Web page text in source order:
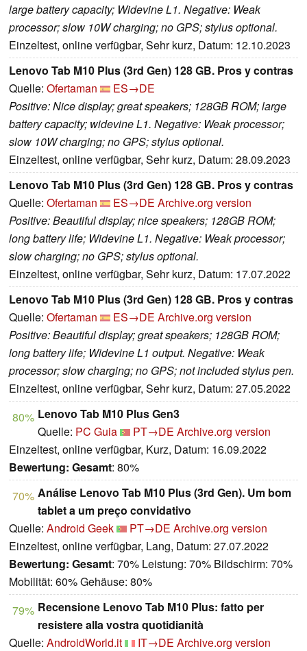
large battery capacity; Widevine L1. Negative: Weak
processor; slow 10W charging; no GPS; stylus optional.
Einzeltest, online verfügbar, Sehr kurz, Datum: 12.10.2023
Lenovo Tab M10 Plus (3rd Gen) 128 GB. Pros y contras
Quelle: Ofertaman
ES→DE
Positive: Nice display; great speakers; 128GB ROM; large
battery capacity; widevine L1. Negative: Weak processor;
slow 10W charging; no GPS; stylus optional.
Einzeltest, online verfügbar, Sehr kurz, Datum: 28.09.2023
Lenovo Tab M10 Plus (3rd Gen) 128 GB. Pros y contras
Quelle: Ofertaman ES→DE Archive.org version
Positive: Beautiful display; nice speakers; 128GB ROM;
long battery life; Widevine L1. Negative: Weak processor;
slow charging; no GPS; stylus optional.
Einzeltest, online verfügbar, Sehr kurz, Datum: 17.07.2022
Lenovo Tab M10 Plus (3rd Gen) 128 GB. Pros y contras
Quelle: Ofertaman ES→DE Archive.org version
Positive: Beautiful display; great speakers; 128GB ROM;
long battery life; Widevine L1 output. Negative: Weak
processor; slow charging; no GPS; not included stylus pen.
Einzeltest, online verfügbar, Sehr kurz, Datum: 27.05.2022
80% Lenovo Tab M10 Plus Gen3
Quelle: PC Guia PT→DE Archive.org version
Einzeltest, online verfügbar, Kurz, Datum: 16.09.2022
Bewertung: Gesamt: 80%
70% Análise Lenovo Tab M10 Plus (3rd Gen). Um bom
tablet a um preço convidativo
Quelle: Android Geek PT→DE Archive.org version
Einzeltest, online verfügbar, Lang, Datum: 27.07.2022
Bewertung: Gesamt: 70% Leistung: 70% Bildschirm: 70%
Mobilität: 60% Gehäuse: 80%
79% Recensione Lenovo Tab M10 Plus: fatto per
resistere alla vostra quotidianità
Quelle: AndroidWorld.it IT→DE Archive.org version